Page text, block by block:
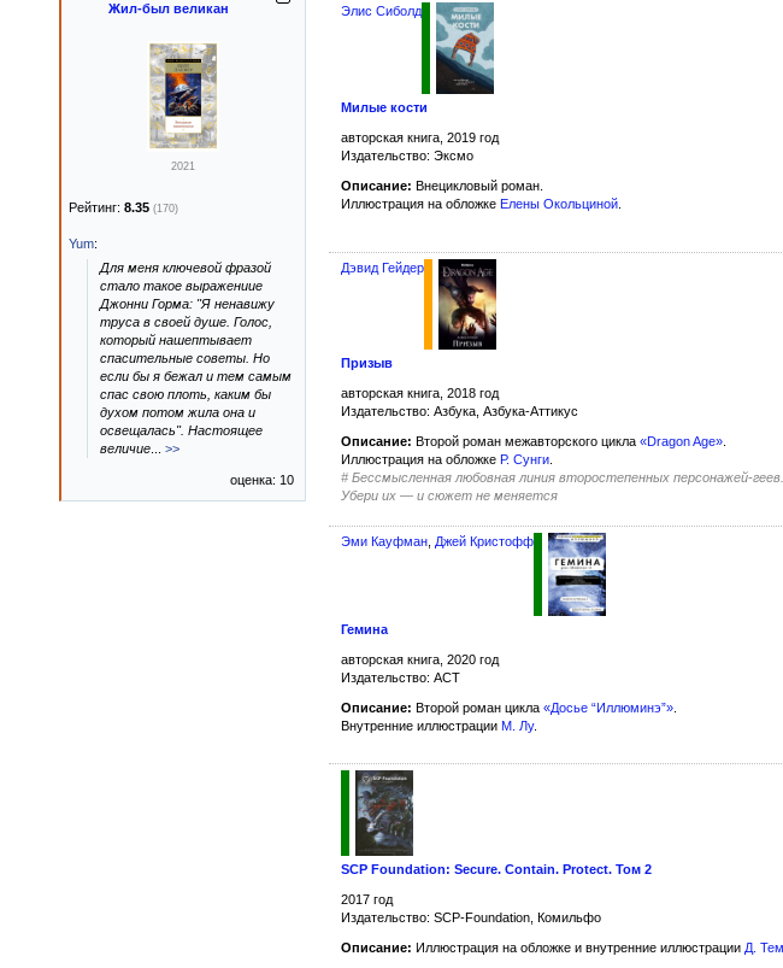
Элис Сиболд
Милые кости
авторская книга, 2019 год
Издательство: Эксмо
Описание: Внецикловый роман.
Иллюстрация на обложке Елены Окольциной.
Дэвид Гейдер
Призыв
авторская книга, 2018 год
Издательство: Азбука, Азбука-Аттикус
Описание: Второй роман межавторского цикла «Dragon Age»
Иллюстрация на обложке Р. Сунги
# Бессмысленная любовная линия второстепенных персонажей-
Убери их — и сюжет не меняется
Эми Кауфман Джей Кристофф
Гемина
авторская книга, 2020 год
Издательство: АСТ
Описание: Второй роман цикла «Досье “Иллюминэ”».
Внутренние иллюстрации М. Лу.
SCP Foundation: Secure. Contain. Protect. Том 2
2017 год
Издательство: SCP-Foundation, Комильфо
Описание: Иллюстрация на обложке и внутренние иллюстрации Д.
Жил-был великан
2021
Рейтинг: 8.35 (170)
Yum:
Для меня ключевой фразой
стало такое выражениие
Джонни Горма: "Я ненавижу
труса в своей душе. Голос,
который нашептывает
спасительные советы. Но
если бы я бежал и тем самым
спас свою плоть, каким бы
духом потом жила она и
освещалась". Настоящее
величие
>>
оценка: 10